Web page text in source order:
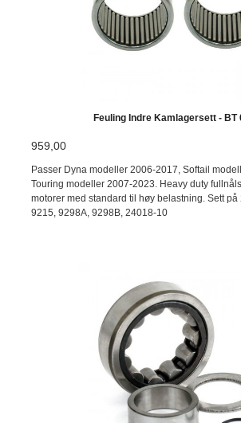
Feuling Indre Kamlagersett - BT
959,00
Passer Dyna modeller 2006-2017, Softail
Touring modeller 2007-2023. Heavy duty
motorer med standard til høy belastning. Sett på
9215, 9298A, 9298B, 24018-10